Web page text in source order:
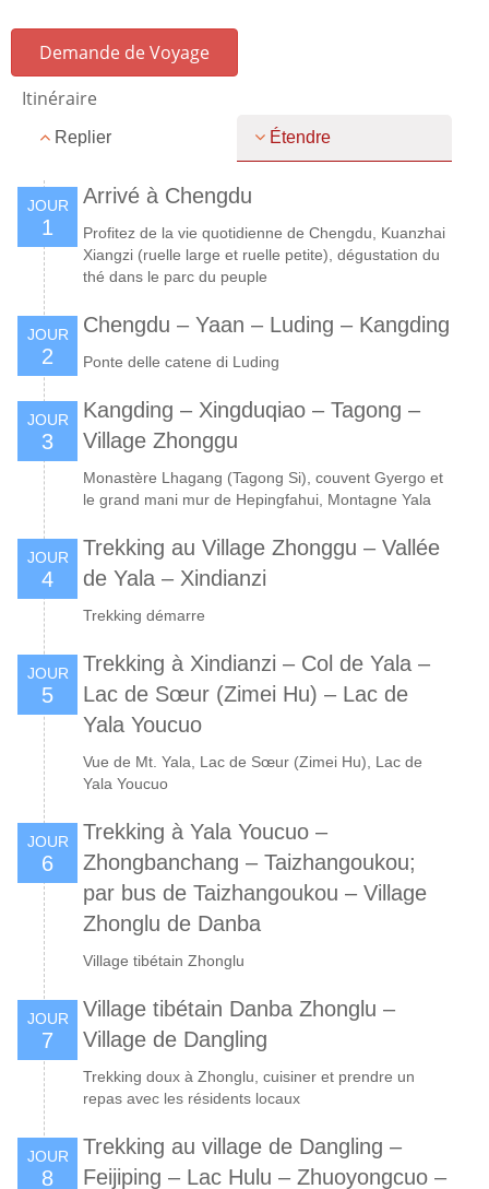
Demande de Voyage
Itinéraire
Replier Étendre
JOUR
1
Arrivé à Chengdu
Profitez de la vie quotidienne de Chengdu, Kuanzhai
Xiangzi (ruelle large et ruelle petite), dégustation du
thé dans le parc du peuple
JOUR
2
Chengdu – Yaan – Luding – Kangding
Ponte delle catene di Luding
JOUR
3
Kangding – Xingduqiao – Tagong –
Village Zhonggu
Monastère Lhagang (Tagong Si), couvent Gyergo et
le grand mani mur de Hepingfahui, Montagne Yala
JOUR
4
Trekking au Village Zhonggu – Vallée
de Yala – Xindianzi
Trekking démarre
JOUR
5
Trekking à Xindianzi – Col de Yala –
Lac de Sœur (Zimei Hu) – Lac de
Yala Youcuo
Vue de Mt. Yala, Lac de Sœur (Zimei Hu), Lac de
Yala Youcuo
JOUR
6
Trekking à Yala Youcuo –
Zhongbanchang – Taizhangoukou;
par bus de Taizhangoukou – Village
Zhonglu de Danba
Village tibétain Zhonglu
JOUR
7
Village tibétain Danba Zhonglu –
Village de Dangling
Trekking doux à Zhonglu, cuisiner et prendre un
repas avec les résidents locaux
JOUR
8
Trekking au village de Dangling –
Feijiping – Lac Hulu – Zhuoyongcuo –